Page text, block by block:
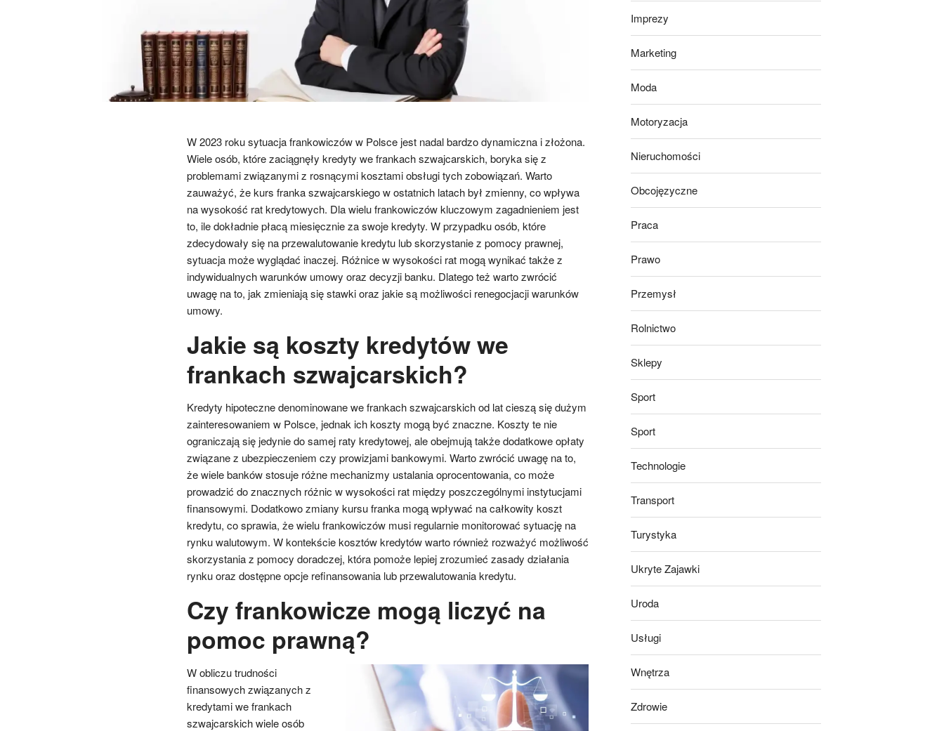
W 2023 roku sytuacja frankowiczów w Polsce jest nadal bardzo dynamiczna i złożona.
Wiele osób, które zaciągnęły kredyty we frankach szwajcarskich, boryka się z
problemami związanymi z rosnącymi kosztami obsługi tych zobowiązań. Warto
zauważyć, że kurs franka szwajcarskiego w ostatnich latach był zmienny, co wpływa
na wysokość rat kredytowych. Dla wielu frankowiczów kluczowym zagadnieniem jest
to, ile dokładnie płacą miesięcznie za swoje kredyty. W przypadku osób, które
zdecydowały się na przewalutowanie kredytu lub skorzystanie z pomocy prawnej,
sytuacja może wyglądać inaczej. Różnice w wysokości rat mogą wynikać także z
indywidualnych warunków umowy oraz decyzji banku. Dlatego też warto zwrócić
uwagę na to, jak zmieniają się stawki oraz jakie są możliwości renegocjacji warunków
umowy.
Jakie są koszty kredytów we
frankach szwajcarskich?
Kredyty hipoteczne denominowane we frankach szwajcarskich od lat cieszą się dużym
zainteresowaniem w Polsce, jednak ich koszty mogą być znaczne. Koszty te nie
ograniczają się jedynie do samej raty kredytowej, ale obejmują także dodatkowe opłaty
związane z ubezpieczeniem czy prowizjami bankowymi. Warto zwrócić uwagę na to,
że wiele banków stosuje różne mechanizmy ustalania oprocentowania, co może
prowadzić do znacznych różnic w wysokości rat między poszczególnymi instytucjami
finansowymi. Dodatkowo zmiany kursu franka mogą wpływać na całkowity koszt
kredytu, co sprawia, że wielu frankowiczów musi regularnie monitorować sytuację na
rynku walutowym. W kontekście kosztów kredytów warto również rozważyć możliwość
skorzystania z pomocy doradczej, która pomoże lepiej zrozumieć zasady działania
rynku oraz dostępne opcje refinansowania lub przewalutowania kredytu.
Czy frankowicze mogą liczyć na
pomoc prawną?
W obliczu trudności
finansowych związanych z
kredytami we frankach
szwajcarskich wiele osób
Imprezy
Marketing
Moda
Motoryzacja
Nieruchomości
Obcojęzyczne
Praca
Prawo
Przemysł
Rolnictwo
Sklepy
Sport
Sport
Technologie
Transport
Turystyka
Ukryte Zajawki
Uroda
Usługi
Wnętrza
Zdrowie